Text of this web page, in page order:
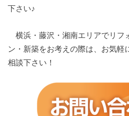
下さい♪
横浜・藤沢・湘南エリアでリフ
ン・新築をお考えの際は、お気軽
相談下さい！